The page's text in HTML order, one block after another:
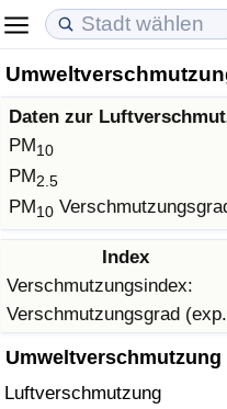
Daten zur
PM10
PM2.5
PM10
Index
Verschmutzungsindex:
Verschmutzungsgrad
Luftverschmutzung
Lebenshaltungskosten
Lebenshaltungskosten-
Lebenshaltungskosten-
Lebenshaltungskosten-
in Akaba
Immobilienpreise
Immobilienpreis-Index
Immobilienpreis-Index
Immobilienpreis-Index
Lebensqualität
Lebensqualität-Index
Lebensqualität-Index
Lebensqualitätsindex
Kriminalität
Kriminalitäts-Index